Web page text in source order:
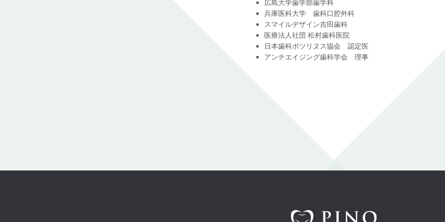
広島大学歯学部歯学科
兵庫医科大学 歯科口腔外科
スマイルデザイン吉田歯科
医療法人社団 松村歯科医院
日本歯科ボツリヌス協会 認定医
アンチエイジング歯科学会 理事